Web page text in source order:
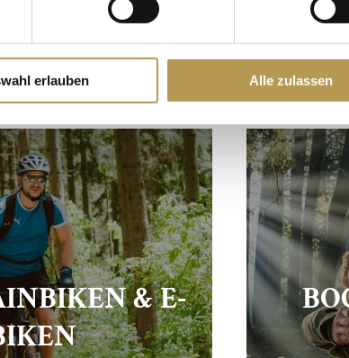
erlauben Alle zulassen
& E-